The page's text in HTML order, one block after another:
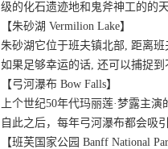
级的化石遗迹地和鬼斧神工的的
【朱砂湖 Vermilion Lake】
朱砂湖它位于班夫镇北部, 距离
如果足够幸运的话, 还可以捕捉
【弓河瀑布 Bow Falls】
上个世纪50年代玛丽莲·梦露主
自此之后，每年弓河瀑布都会吸
【班芙国家公园 Banff National